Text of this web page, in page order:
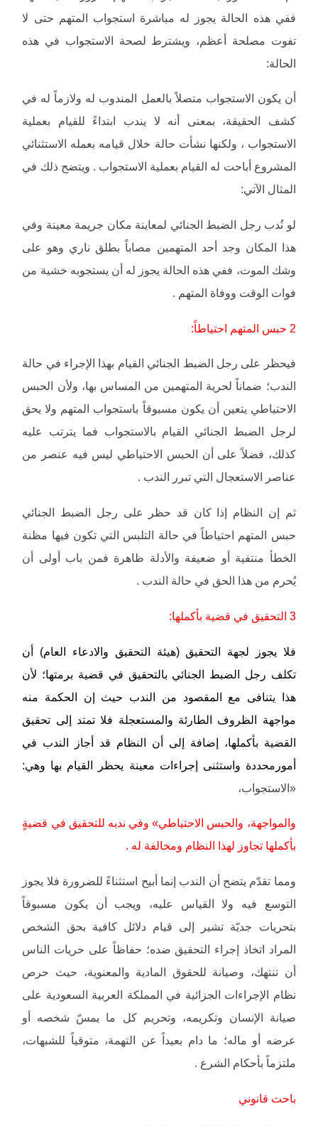
ففي هذه الحالة يجوز له مباشرة استجواب المتهم حتى لا
تفوت مصلحة أعظم، ويشترط لصحة الاستجواب في هذه
الحالة:
أن يكون الاستجواب متصلاً بالعمل المندوب له ولازماً له في
كشف الحقيقة، بمعنى أنه لا يندب ابتداءً للقيام بعملية
الاستجواب ، ولكنها نشأت حالة خلال قيامه بعمله الاستثنائي
المشروع أباحت له القيام بعملية الاستجواب . ويتضح ذلك في
المثال الآتي:
لو نُدب رجل الضبط الجنائي لمعاينة مكان جريمة معينة وفي
هذا المكان وجد أحد المتهمين مصاباً بطلق ناري وهو على
وشك الموت، ففي هذه الحالة يجوز له أن يستجوبه خشية من
فوات الوقت ووفاة المتهم .
2 حبس المتهم احتياطاً:
فيحظر على رجل الضبط الجنائي القيام بهذا الإجراء في حالة
الندب؛ ضماناً لحرية المتهمين من المساس بها، ولأن الحبس
الاحتياطي يتعين أن يكون مسبوقاً باستجواب المتهم ولا يحق
لرجل الضبط الجنائي القيام بالاستجواب فما يترتب عليه
كذلك، فضلاً على أن الحبس الاحتياطي ليس فيه عنصر من
عناصر الاستعجال التي تبرر الندب .
ثم إن النظام إذا كان قد حظر على رجل الضبط الجنائي
حبس المتهم احتياطاً في حالة التلبس التي تكون فيها مظنة
الخطأ منتفية أو ضعيفة والأدلة ظاهرة فمن باب أولى أن
يُحرم من هذا الحق في حالة الندب .
3 التحقيق في قضية بأكملها:
فلا يجوز لجهة التحقيق (هيئة التحقيق والادعاء العام) أن
تكلف رجل الضبط الجنائي بالتحقيق في قضية برمتها؛ لأن
هذا يتنافى مع المقصود من الندب حيث إن الحكمة منه
مواجهة الظروف الطارئة والمستعجلة فلا تمتد إلى تحقيق
القضية بأكملها، إضافة إلى أن النظام قد أجاز الندب في
أمورمحددة واستثنى إجراءات معينة يحظر القيام بها وهي:
«الاستجواب،
والمواجهة، والحبس الاحتياطي» وفي ندبه للتحقيق في قضيةٍ
بأكملها تجاوز لهذا النظام ومخالفة له .
ومما تقدّم يتضح أن الندب إنما أبيح استثناءً للضرورة فلا يجوز
التوسع فيه ولا القياس عليه، ويجب أن يكون مسبوقاً
بتحريات جديّة تشير إلى قيام دلائل كافية بحق الشخص
المراد اتخاذ إجراء التحقيق ضده؛ حفاظاً على حريات الناس
أن تنتهك، وصيانة للحقوق المادية والمعنوية، حيث حرص
نظام الإجراءات الجزائية في المملكة العربية السعودية على
صيانة الإنسان وتكريمه، وتحريم كل ما يمسّ شخصه أو
عرضه أو ماله؛ ما دام بعيداً عن التهمة، متوقياً للشبهات،
ملتزماً بأحكام الشرع .
باحث قانوني